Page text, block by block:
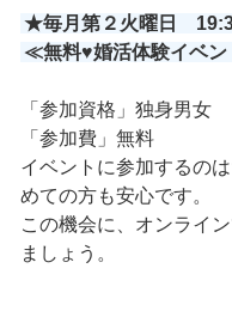
★毎月第２火曜日
≪無料♥婚活体験イベ
「参加資格」独身男女
「参加費」無料
イベントに参加するの
めての方も安心です。
この機会に、オンライ
ましょう。